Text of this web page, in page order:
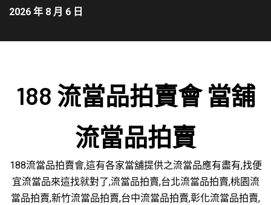
2026 年 8 月 6 日
188 流當品拍賣會 當舖
流當品拍賣
188流當品拍賣會,這有各家當舖提供之流當品應有盡有,找便
宜流當品來這找就對了,流當品拍賣,台北流當品拍賣,桃園流
當品拍賣,新竹流當品拍賣,台中流當品拍賣,彰化流當品拍賣,